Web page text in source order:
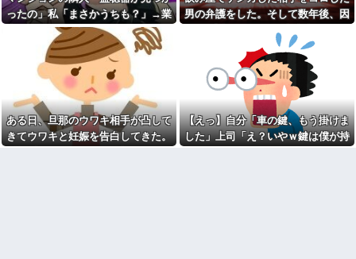
w w
みい山作者、みいちゃんでチ
ー牛なのではという疑惑が生ま
れるｗｗｗｗｗｗｗ
【画像】俺たちの姫本田望
結、久しぶりに画像を投稿した
結果→やっぱりワイらの姫だっ
たw w w w w w w w w w
飲み屋でケンカした相手をコ
ロした男の弁護をした。そして
数年後、因果応報を思わせる出
来事が…
→1年後…名物ガンコジジイを草
むしりに召喚、不登校児を学校
に復帰させる無双状態にｗｗ
ラッシュ時の電車で、刺青に
スキンヘッドの男が扉の前で座
り込んで電話を始めた
「お母さんも３歳、いつもお
つかれさま、ありがとう」
【規格外】実在する歴史上の
人物で「こいつチートだろ…」
と思った奴あげてけ
ったの」私「まさかうちも？」→業
者に調査を依頼したら、犯人の正体
まで見えてきて…
男の弁護をした。そして数年後、因
果応報を思わせる出来事が…
ある日、旦那のウワキ相手が凸して
きてウワキと妊娠を告白してきた。
【えっ】自分「車の鍵、もう掛けま
した」上司「え？いやｗ鍵は僕が持